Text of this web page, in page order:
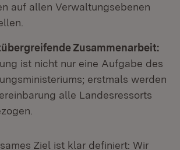
auf allen Verwaltungsebenen
Zusammenarbeit:
ist nicht nur eine Aufgabe des
erstmals werden
alle Landesressorts
Ziel ist klar definiert: Wir